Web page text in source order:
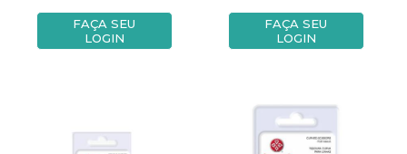
FAÇA SEU
LOGIN
FAÇA SEU
LOGIN